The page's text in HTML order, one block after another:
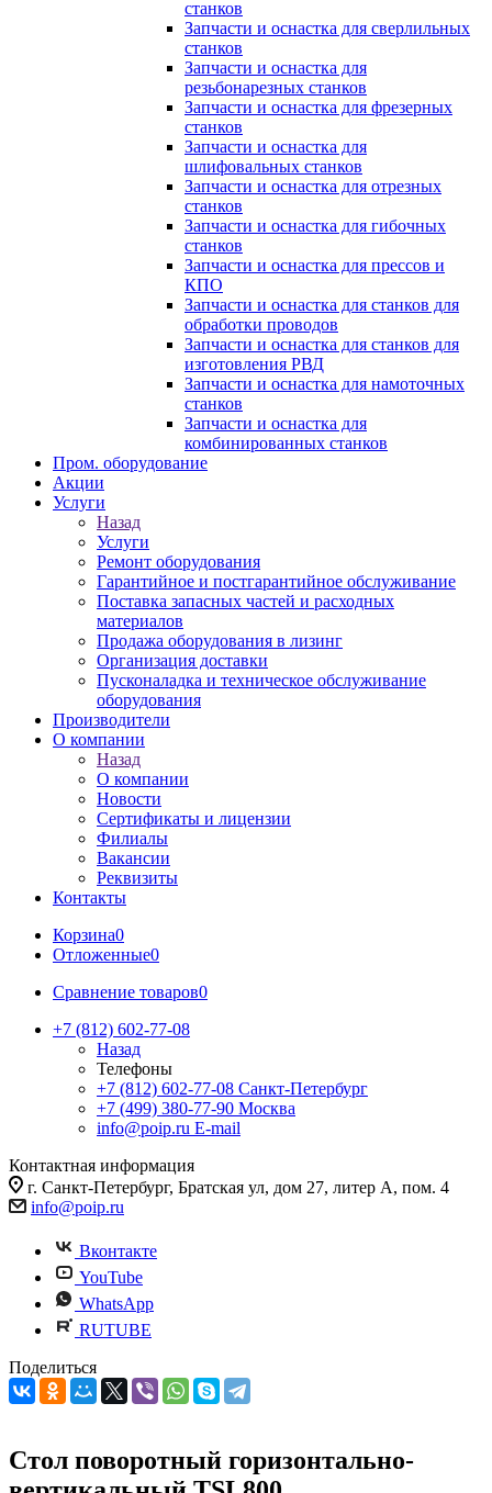
станков
Запчасти и оснастка для сверлильных
станков
Запчасти и оснастка для
резьбонарезных станков
Запчасти и оснастка для фрезерных
станков
Запчасти и оснастка для
шлифовальных станков
Запчасти и оснастка для отрезных
станков
Запчасти и оснастка для гибочных
станков
Запчасти и оснастка для прессов и
КПО
Запчасти и оснастка для станков для
обработки проводов
Запчасти и оснастка для станков для
изготовления РВД
Запчасти и оснастка для намоточных
станков
Запчасти и оснастка для
комбинированных станков
Пром. оборудование
Акции
Услуги
Назад
Услуги
Ремонт оборудования
Гарантийное и постгарантийное обслуживание
Поставка запасных частей и расходных
материалов
Продажа оборудования в лизинг
Организация доставки
Пусконаладка и техническое обслуживание
оборудования
Производители
О компании
Назад
О компании
Новости
Сертификаты и лицензии
Филиалы
Вакансии
Реквизиты
Контакты
Корзина0
Отложенные0
Сравнение товаров0
+7 (812) 602-77-08
Назад
Телефоны
+7 (812) 602-77-08 Санкт-Петербург
+7 (499) 380-77-90 Москва
info@poip.ru E-mail
Контактная информация
г. Санкт-Петербург, Братская ул, дом 27, литер А, пом. 4
info@poip.ru
Вконтакте
YouTube
WhatsApp
RUTUBE
Поделиться
Стол поворотный горизонтально-